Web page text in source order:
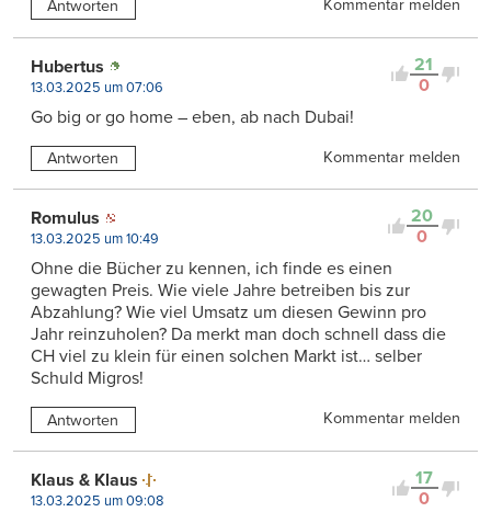
Antworten Kommentar melden
21
0
Hubertus
13.03.2025 um 07:06
Go big or go home – eben, ab nach Dubai!
Antworten Kommentar melden
20
0
Romulus
13.03.2025 um 10:49
Ohne die Bücher zu kennen, ich finde es einen
gewagten Preis. Wie viele Jahre betreiben bis zur
Abzahlung? Wie viel Umsatz um diesen Gewinn pro
Jahr reinzuholen? Da merkt man doch schnell dass die
CH viel zu klein für einen solchen Markt ist… selber
Schuld Migros!
Antworten Kommentar melden
17
0
Klaus & Klaus
13.03.2025 um 09:08